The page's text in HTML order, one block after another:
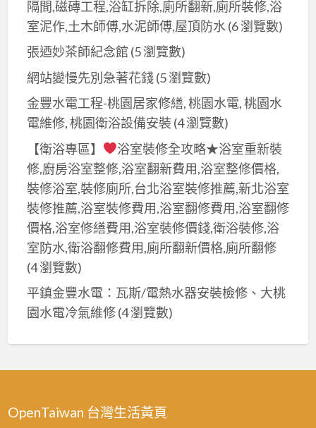
隔間,磁磚工程,浴缸拆除,廁所翻新,廁所裝修,浴
室泥作,土木師傅,水泥師傅,屋頂防水(6 瀏覽數)
張迺妙茶師紀念館 (5 瀏覽數)
網站變慢先別急著花錢(5 瀏覽數)
金豐水電工程-桃園居家修繕, 桃園水電, 桃園水
電維修, 桃園衛浴設備安裝 (4 瀏覽數)
【衛浴專區】
浴室裝修全攻略★浴室重新裝
修,廚房浴室整修,浴室翻新費用,浴室整修價格,
裝修浴室,裝修廁所,台北浴室裝修推薦,新北浴室
裝修推薦,浴室裝修費用,浴室翻修費用,浴室翻修
價格,浴室修繕費用,浴室裝修價錢,衛浴裝修,浴
室防水,衛浴翻修費用,廁所翻新價格,廁所翻修
(4 瀏覽數)
平鎮金豐水電：瓦斯/電熱水器安裝檢修、大桃
園水電冷氣維修(4 瀏覽數)
OpenTaiwan 台灣生活黃頁